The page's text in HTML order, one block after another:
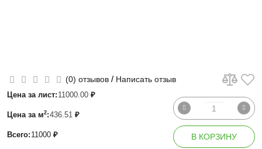
(0) отзывов / Написать отзыв
Цена за лист: 11000.00 ₽
Цена за м2:436.51 ₽
Всего: 11000 ₽ В КОРЗИНУ